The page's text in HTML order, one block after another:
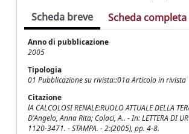
Scheda breve Scheda completa
Anno di pubblicazione
2005
Tipologia
01 Pubblicazione su rivista::01a Articolo in rivista
Citazione
lA CALCOLOSI RENALE:RUOLO ATTUALE DELLA
D'Angelo, Anna Rita; Colaci, A.. - In: LETTERA DI
1120-3471. - STAMPA. - 2:(2005), pp. 4-8.